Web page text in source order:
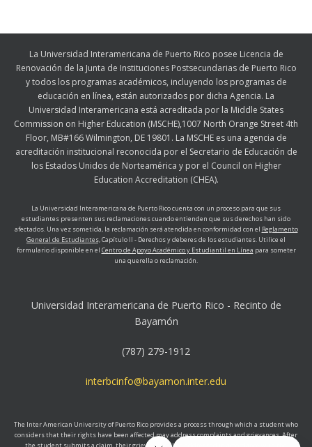
La Universidad Interamericana de Puerto Rico posee Licencia de
Renovación de la Junta de Instituciones Postsecundarias de Puerto Rico
y todos los programas académicos, incluyendo los programas de
educación en línea, están autorizados por dicha Agencia. La
Universidad Interamericana está acreditada por la Middle States
Commission on Higher Education (MSCHE),1007 North Orange Street 4th
Floor, MB#166 Wilmington, DE 19801. La MSCHE es una agencia de
acreditación institucional reconocida por el Secretario de Educación de
los Estados Unidos de Norteamérica y por el Council on Higher
Education Accreditation (CHEA).
La Universidad Interamericana de Puerto Rico cuenta con un proceso para que sus
estudiantes presenten sus reclamaciones cuando entienden que sus derechos han sido
afectados. Una vez sometida, la reclamación será atendida en conformidad con el Reglamento
General de Estudiantes,Capítulo II - Derechos y deberes de los estudiantes. Utilice el
formulario disponible en el Centro de Apoyo Académico y Estudiantil en Línea para someter
una querella o reclamación.
Universidad Interamericana de Puerto Rico - Recinto de
Bayamón
(787) 279-1912
interbcinfo@bayamon.inter.edu
The Inter American University of Puerto Rico provides a process through which a student who
considers that their rights have been affected may address complaints and grievances. After